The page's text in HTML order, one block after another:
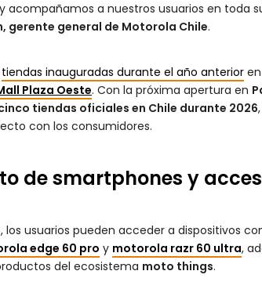
acompañamos a nuestros usuarios en toda
gerente general de Motorola Chile.
tiendas inauguradas durante el año anterior en
Plaza Oeste. Con la próxima apertura en
tiendas oficiales en Chile durante 2026
con los consumidores.
de smartphones y
, los usuarios pueden acceder a dispositivos
edge 60 pro y motorola razr 60 ultra,
del ecosistema moto things.